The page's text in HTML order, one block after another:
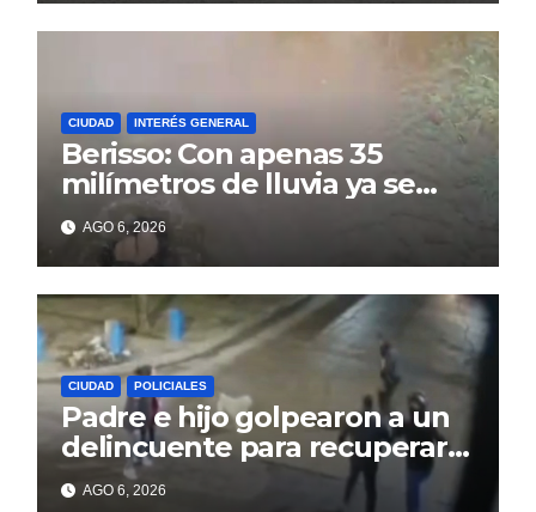
CIUDAD INTERÉS GENERAL
Berisso: Con apenas 35
milímetros de lluvia ya se
sienten los problemas
AGO 6, 2026
CIUDAD POLICIALES
Padre e hijo golpearon a un
delincuente para recuperar
un celular robado en Berisso
AGO 6, 2026